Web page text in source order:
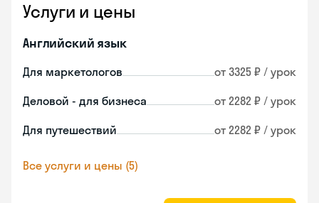
Услуги и цены
Английский язык
Для маркетологов от 3325 ₽ / урок
Деловой - для бизнеса от 2282 ₽ / урок
Для путешествий от 2282 ₽ / урок
Все услуги и цены (5)